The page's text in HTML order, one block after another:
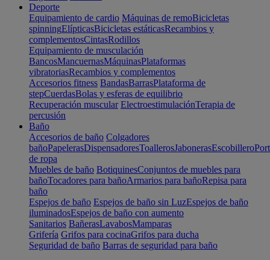
Deporte
Equipamiento de cardio Máquinas de remoBicicletas
spinningElípticasBicicletas estáticasRecambios y
complementosCintasRodillos
Equipamiento de musculación
BancosMancuernasMáquinasPlataformas
vibratoriasRecambios y complementos
Accesorios fitness BandasBarrasPlataforma de
stepCuerdasBolas y esferas de equilibrio
Recuperación muscular ElectroestimulaciónTerapia de
percusión
Baño
Accesorios de baño Colgadores
bañoPapelerasDispensadoresToallerosJabonerasEscobillero
de ropa
Muebles de baño BotiquinesConjuntos de muebles para
bañoTocadores para bañoArmarios para bañoRepisa para
baño
Espejos de baño Espejos de baño sin LuzEspejos de baño
iluminadosEspejos de baño con aumento
Sanitarios BañerasLavabosMamparas
Grifería Grifos para cocinaGrifos para ducha
Seguridad de baño Barras de seguridad para baño